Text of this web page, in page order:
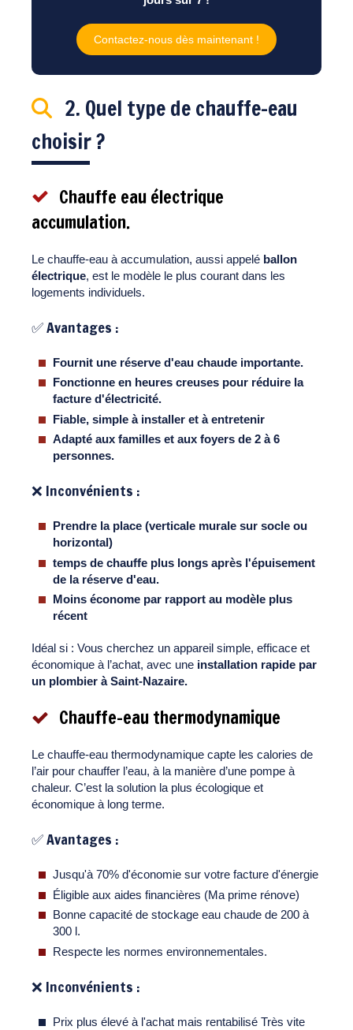
Contactez-nous dès maintenant !
2. Quel type de chauffe-eau
choisir ?
Chauffe eau électrique
accumulation.
Le chauffe-eau à accumulation, aussi appelé ballon
électrique, est le modèle le plus courant dans les
logements individuels.
✅ Avantages :
Fournit une réserve d'eau chaude importante.
Fonctionne en heures creuses pour réduire la
facture d'électricité.
Fiable, simple à installer et à entretenir
Adapté aux familles et aux foyers de 2 à 6
personnes.
❌ Inconvénients :
Prendre la place (verticale murale sur socle ou
horizontal)
temps de chauffe plus longs après l'épuisement
de la réserve d'eau.
Moins économe par rapport au modèle plus
récent
Idéal si : Vous cherchez un appareil simple, efficace et
économique à l’achat, avec une installation rapide par
un plombier à Saint-Nazaire.
Chauffe-eau thermodynamique
Le chauffe-eau thermodynamique capte les calories de
l’air pour chauffer l’eau, à la manière d’une pompe à
chaleur. C’est la solution la plus écologique et
économique à long terme.
✅ Avantages :
Jusqu'à 70% d'économie sur votre facture d'énergie
Éligible aux aides financières (Ma prime rénove)
Bonne capacité de stockage eau chaude de 200 à
300 l.
Respecte les normes environnementales.
❌ Inconvénients :
Prix plus élevé à l'achat mais rentabilisé Très vite